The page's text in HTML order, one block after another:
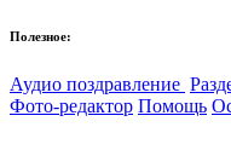
Полезное:
Аудио поздравление
Фото-редактор Помощь